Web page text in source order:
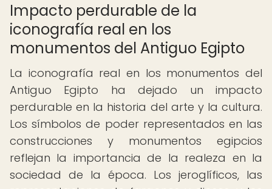
Impacto perdurable de la
iconografía real en los
monumentos del Antiguo Egipto
La iconografía real en los monumentos del
Antiguo Egipto ha dejado un impacto
perdurable en la historia del arte y la cultura.
Los símbolos de poder representados en las
construcciones y monumentos egipcios
reflejan la importancia de la realeza en la
sociedad de la época. Los jeroglíficos, las